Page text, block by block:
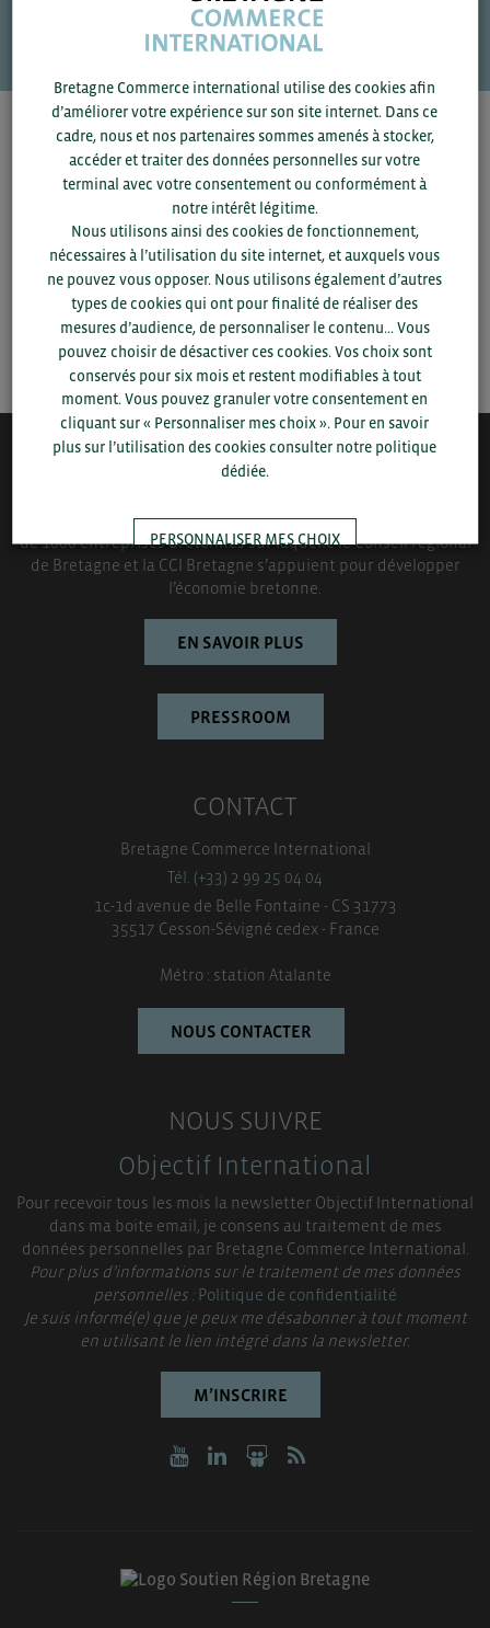
VOS CONTACTS
Pour voir les contacts, merci de renseigner votre
département et votre secteurou connectez-vous.
SAUVEGARDER
QUI-SOMMES NOUS ?
Bretagne Commerce International est une association de plus
de 1000 entreprises bretonnes sur laquelle le Conseil régional
de Bretagne et la CCI Bretagne s’appuient pour développer
l’économie bretonne.
EN SAVOIR PLUS
PRESSROOM
CONTACT
Bretagne Commerce International
Tél. (+33) 2 99 25 04 04
1c-1d avenue de Belle Fontaine - CS 31773
35517 Cesson-Sévigné cedex - France
Métro : station Atalante
NOUS CONTACTER
NOUS SUIVRE
Objectif International
Pour recevoir tous les mois la newsletter Objectif International
dans ma boite email, je consens au traitement de mes
données personnelles par Bretagne Commerce International.
Pour plus d’informations sur le traitement de mes données
personnelles :Politique de confidentialité
Je suis informé(e) que je peux me désabonner à tout moment
en utilisant le lien intégré dans la newsletter.
M’INSCRIRE
Bretagne Commerce international utilise des cookies afin
d’améliorer votre expérience sur son site internet. Dans ce
cadre, nous et nos partenaires sommes amenés à stocker,
accéder et traiter des données personnelles sur votre
terminal avec votre consentement ou conformément à
notre intérêt légitime.
Nous utilisons ainsi des cookies de fonctionnement,
nécessaires à l’utilisation du site internet, et auxquels vous
ne pouvez vous opposer. Nous utilisons également d’autres
types de cookies qui ont pour finalité de réaliser des
mesures d’audience, de personnaliser le contenu... Vous
pouvez choisir de désactiver ces cookies. Vos choix sont
conservés pour six mois et restent modifiables à tout
moment. Vous pouvez granuler votre consentement en
cliquant sur « Personnaliser mes choix ». Pour en savoir
plus sur l’utilisation des cookies consulter notre politique
dédiée.
PERSONNALISER MES CHOIX